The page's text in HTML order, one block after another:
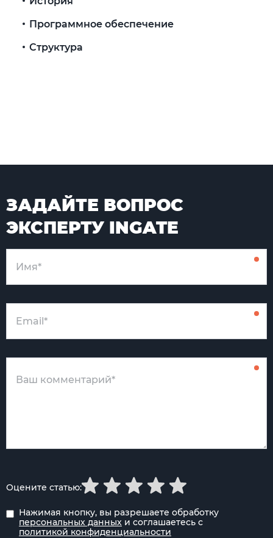
Программное обеспечение
Структура
ЗАДАЙТЕ ВОПРОС
ЭКСПЕРТУ INGATE
Нажимая кнопку, вы разрешаете обработку
персональных данных и соглашаетесь с
политикой конфиденциальности
Оцените статью: